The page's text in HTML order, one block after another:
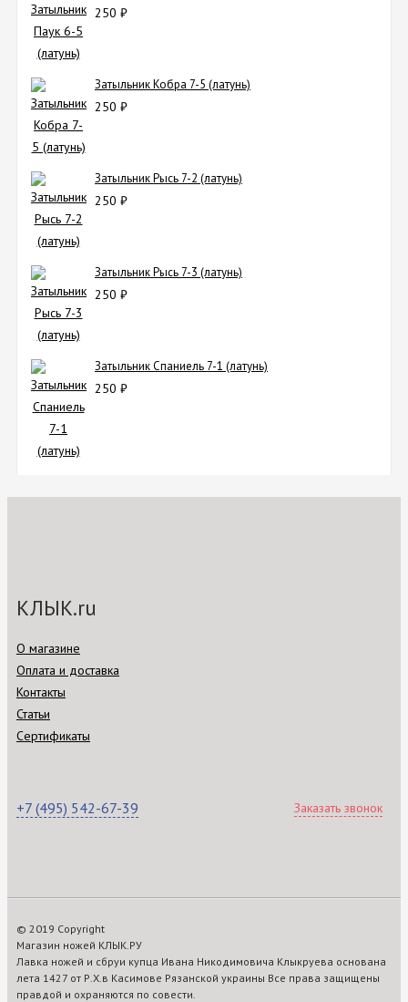
250 ₽
Затыльник Кобра 7-5 (латунь)
250 ₽
Затыльник Рысь 7-2 (латунь)
250 ₽
Затыльник Рысь 7-3 (латунь)
250 ₽
Затыльник Спаниель 7-1 (латунь)
250 ₽
КЛЫК.ru
О магазине
Оплата и доставка
Контакты
Статьи
Сертификаты
+7 (495) 542-67-39 Заказать звонок
© 2019 Copyright
Магазин ножей КЛЫК.РУ
Лавка ножей и сбруи купца Ивана Никодимовича Клыкруева основана
лета 1427 от Р.Х.в Касимове Рязанской украины Все права защищены
правдой и охраняются по совести.